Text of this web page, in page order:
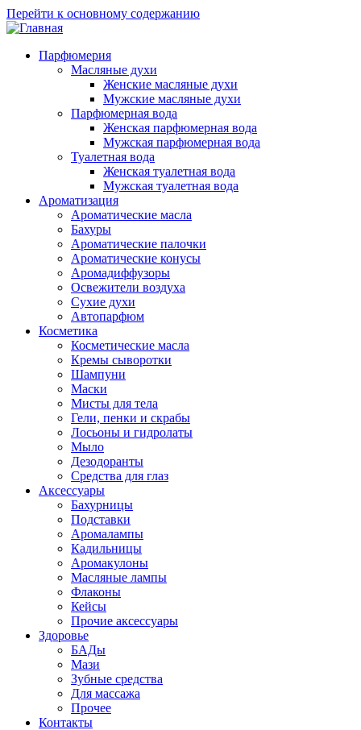
Перейти к основному содержанию
Парфюмерия
Масляные духи
Женские масляные духи
Мужские масляные духи
Парфюмерная вода
Женская парфюмерная вода
Мужская парфюмерная вода
Туалетная вода
Женская туалетная вода
Мужская туалетная вода
Ароматизация
Ароматические масла
Бахуры
Ароматические палочки
Ароматические конусы
Аромадиффузоры
Освежители воздуха
Сухие духи
Автопарфюм
Косметика
Косметические масла
Кремы сыворотки
Шампуни
Маски
Мисты для тела
Гели, пенки и скрабы
Лосьоны и гидролаты
Мыло
Дезодоранты
Средства для глаз
Аксессуары
Бахурницы
Подставки
Аромалампы
Кадильницы
Аромакулоны
Масляные лампы
Флаконы
Кейсы
Прочие аксессуары
Здоровье
БАДы
Мази
Зубные средства
Для массажа
Прочее
Контакты